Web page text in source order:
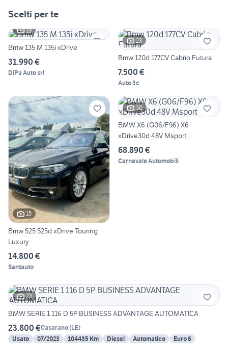
Scelti per te
19
Bmw 135 M 135i xDrive
31.990 €
DiPa Auto srl
23
Bmw 120d 177CV Cabrio Futura
7.500 €
Auto 3c
15
Bmw 525 525d xDrive Touring
Luxury
14.800 €
Santauto
30
BMW X6 (G06/F96) X6
xDrive30d 48V Msport
68.890 €
Carnevale Automobili
23
BMW SERIE 1 116 D 5P BUSINESS ADVANTAGE AUTOMATICA
23.800 €Casarano(LE)
Usato
07/2023 104435 Km Diesel Automatico
Euro 6